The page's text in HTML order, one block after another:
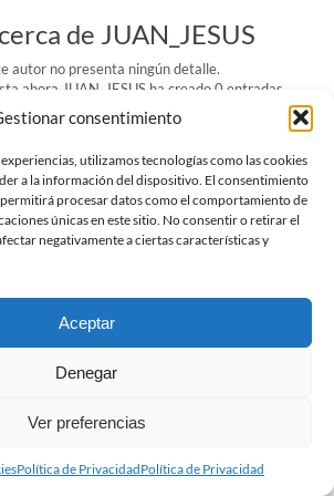
consentimiento
utilizamos tecnologías como las cookies
a la información del dispositivo. El consentimiento
permitirá procesar datos como el comportamiento de
únicas en este sitio. No consentir o retirar el
negativamente a ciertas características y
Aceptar
Denegar
Ver preferencias
Política de PrivacidadPolítica de Privacidad
de JUAN_JESUS
autor no presenta ningún detalle.
ahora JUAN_JESUS ha creado 0 entradas
| Protección de Datos